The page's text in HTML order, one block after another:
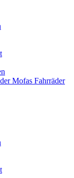
Mofas Fahrräder